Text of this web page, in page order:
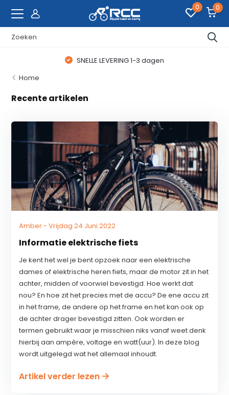
0 0
SNELLE LEVERING 1-3 dagen
Home
Recente artikelen
Amber - Vrijdag 24 Juni 2022
Informatie elektrische fiets
Je kent het wel je bent opzoek naar een elektrische
dames of elektrische heren fiets, maar de motor zit in het
achter, midden of voorwiel bevestigd. Hoe werkt dat
nou? En hoe zit het precies met de accu? De ene accu zit
in het frame, de andere op het frame en het kan ook op
de achter drager bevestigd zitten. Ook worden er
termen gebruikt waar je misschien niks vanaf weet denk
hierbij aan ampère, voltage en watt(uur). In deze blog
wordt uitgelegd wat het allemaal inhoudt.
Artikel verder lezen